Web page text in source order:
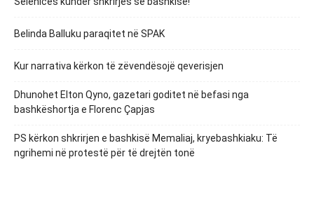
Belinda Balluku paraqitet në SPAK
Kur narrativa kërkon të zëvendësojë qeverisjen
Dhunohet Elton Qyno, gazetari goditet në befasi nga
bashkëshortja e Florenc Çapjas
PS kërkon shkrirjen e bashkisë Memaliaj, kryebashkiaku: Të
ngrihemi në protestë për të drejtën tonë